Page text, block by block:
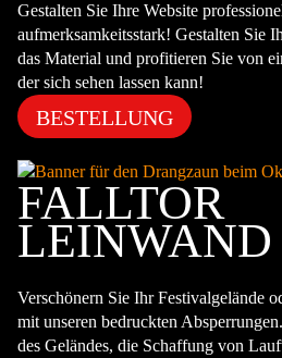
Gestalten Sie Ihre Website
aufmerksamkeitsstark! Gestalten Sie
das Material und profitieren Sie von
der sich sehen lassen kann!
BESTELLUNG
FALLTOR
LEINWAND
Verschönern Sie Ihr Festivalgelände
mit unseren bedruckten
des Geländes, die Schaffung von